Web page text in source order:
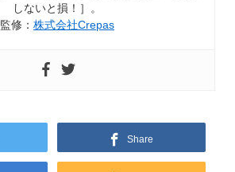
しないと損！］。
監修： 株式会社Crepas
Share